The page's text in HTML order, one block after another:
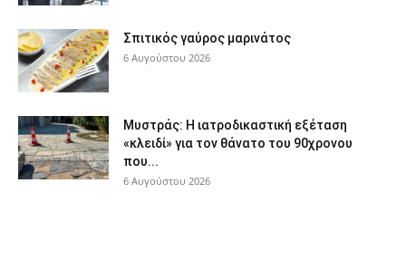
Σπιτικός γαύρος μαρινάτος
6 Αυγούστου 2026
Μυστράς: Η ιατροδικαστική εξέταση
«κλειδί» για τον θάνατο του 90χρονου
που...
6 Αυγούστου 2026